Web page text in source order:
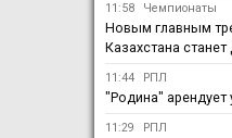
11:58 Чемпионаты
Новым главным
Казахстана
11:44 РПЛ
"Родина"
11:29 РПЛ